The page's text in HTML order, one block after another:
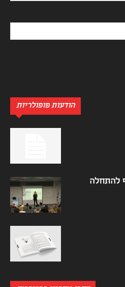
הודעות פופולריות
להתחלה